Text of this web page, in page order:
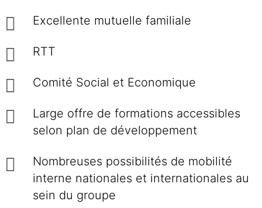
Excellente mutuelle familiale
RTT
Comité Social et Economique
Large offre de formations accessibles
selon plan de développement
Nombreuses possibilités de mobilité
interne nationales et internationales au
sein du groupe